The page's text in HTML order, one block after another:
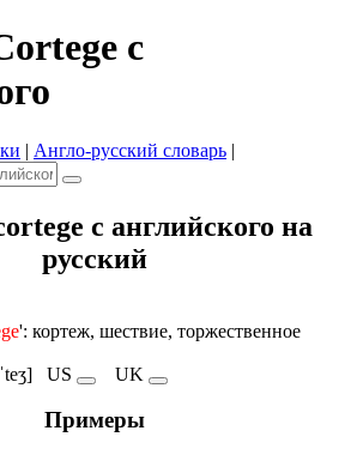
с
| Англо-русский словарь |
с английского на
русский
': кортеж, шествие, торжественное
US UK
Примеры